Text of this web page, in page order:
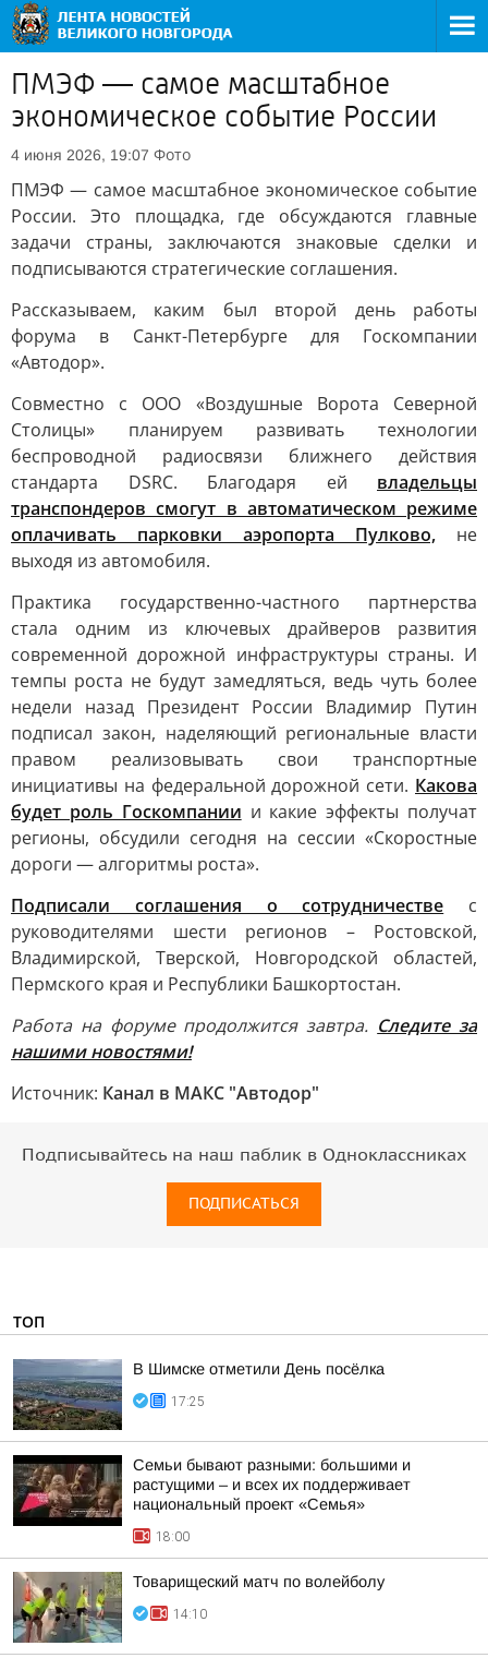
ПМЭФ — самое масштабное
экономическое событие России
4 июня 2026, 19:07 Фото
ПМЭФ — самое масштабное экономическое событие
России. Это площадка, где обсуждаются главные
задачи страны, заключаются знаковые сделки и
подписываются стратегические соглашения.
Рассказываем, каким был второй день работы
форума в Санкт-Петербурге для Госкомпании
«Автодор».
Совместно с ООО «Воздушные Ворота Северной
Столицы» планируем развивать технологии
беспроводной радиосвязи ближнего действия
стандарта DSRC. Благодаря ей владельцы
транспондеров смогут в автоматическом режиме
оплачивать парковки аэропорта Пулково, не
выходя из автомобиля.
Практика государственно-частного партнерства
стала одним из ключевых драйверов развития
современной дорожной инфраструктуры страны. И
темпы роста не будут замедляться, ведь чуть более
недели назад Президент России Владимир Путин
подписал закон, наделяющий региональные власти
правом реализовывать свои транспортные
инициативы на федеральной дорожной сети. Какова
будет роль Госкомпании и какие эффекты получат
регионы, обсудили сегодня на сессии «Скоростные
дороги — алгоритмы роста».
Подписали соглашения о сотрудничестве с
руководителями шести регионов – Ростовской,
Владимирской, Тверской, Новгородской областей,
Пермского края и Республики Башкортостан.
Работа на форуме продолжится завтра. Следите за
нашими новостями!
Источник: Канал в МАКС "Автодор"
Подписывайтесь на наш паблик в Одноклассниках
ПОДПИСАТЬСЯ
ТОП
В Шимске отметили День посёлка
17:25
Семьи бывают разными: большими и
растущими – и всех их поддерживает
национальный проект «Семья»
18:00
Товарищеский матч по волейболу
14:10